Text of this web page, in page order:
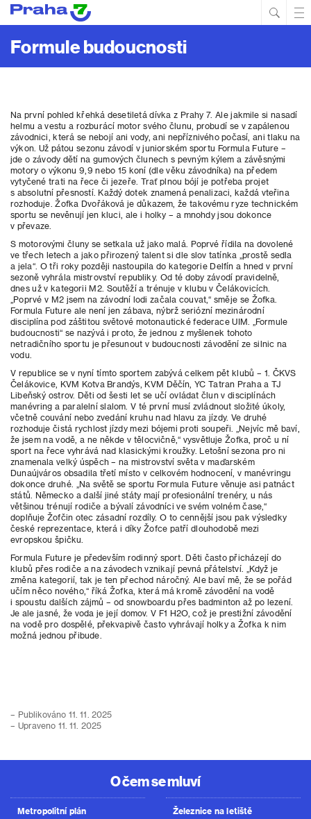
Formule budoucnosti
Na první pohled křehká desetiletá dívka z Prahy 7. Ale jakmile si nasadí
helmu a vestu a rozburácí motor svého člunu, probudí se v zapálenou
závodnici, která se nebojí ani vody, ani nepříznivého počasí, ani tlaku na
výkon. Už pátou sezonu závodí v juniorském sportu Formula Future –
jde o závody dětí na gumových člunech s pevným kýlem a závěsnými
motory o výkonu 9,9 nebo 15 koní (dle věku závodníka) na předem
vytyčené trati na řece či jezeře. Trať plnou bójí je potřeba projet
s absolutní přesností. Každý dotek znamená penalizaci, každá vteřina
rozhoduje. Žofka Dvořáková je důkazem, že takovému ryze technickém
sportu se nevěnují jen kluci, ale i holky – a mnohdy jsou dokonce
v převaze.
S motorovými čluny se setkala už jako malá. Poprvé řídila na dovolené
ve třech letech a jako přirozený talent si dle slov tatínka „prostě sedla
a jela“. O tři roky později nastoupila do kategorie Delfín a hned v první
sezoně vyhrála mistrovství republiky. Od té doby závodí pravidelně,
dnes už v kategorii M2. Soutěží a trénuje v klubu v Čelákovicích.
„Poprvé v M2 jsem na závodní lodi začala couvat,“ směje se Žofka.
Formula Future ale není jen zábava, nýbrž seriózní mezinárodní
disciplína pod záštitou světové motonautické federace UIM. „Formule
budoucnosti“ se nazývá i proto, že jednou z myšlenek tohoto
netradičního sportu je přesunout v budoucnosti závodění ze silnic na
vodu.
V republice se v nyní tímto sportem zabývá celkem pět klubů – 1. ČKVS
Čelákovice, KVM Kotva Brandýs, KVM Děčín, YC Tatran Praha a TJ
Libeňský ostrov. Děti od šesti let se učí ovládat člun v disciplínách
manévring a paralelní slalom. V té první musí zvládnout složité úkoly,
včetně couvání nebo zvedání kruhu nad hlavu za jízdy. Ve druhé
rozhoduje čistá rychlost jízdy mezi bójemi proti soupeři. „Nejvíc mě baví,
že jsem na vodě, a ne někde v tělocvičně,“ vysvětluje Žofka, proč u ní
sport na řece vyhrává nad klasickými kroužky. Letošní sezona pro ni
znamenala velký úspěch – na mistrovství světa v maďarském
Dunaújváros obsadila třetí místo v celkovém hodnocení, v manévringu
dokonce druhé. „Na světě se sportu Formula Future věnuje asi patnáct
států. Německo a další jiné státy mají profesionální trenéry, u nás
většinou trénují rodiče a bývalí závodníci ve svém volném čase,“
doplňuje Žofčin otec zásadní rozdíly. O to cennější jsou pak výsledky
české reprezentace, která i díky Žofce patří dlouhodobě mezi
evropskou špičku.
Formula Future je především rodinný sport. Děti často přicházejí do
klubů přes rodiče a na závodech vznikají pevná přátelství. „Když je
změna kategorií, tak je ten přechod náročný. Ale baví mě, že se pořád
učím něco nového,“ říká Žofka, která má kromě závodění na vodě
i spoustu dalších zájmů – od snowboardu přes badminton až po lezení.
Je ale jasné, že voda je její domov. V F1 H2O, což je prestižní závodění
na vodě pro dospělé, překvapivě často vyhrávají holky a Žofka k nim
možná jednou přibude.
– Publikováno 11. 11. 2025
– Upraveno 11. 11. 2025
O čem se mluví
Metropolitní plán Železnice na letiště